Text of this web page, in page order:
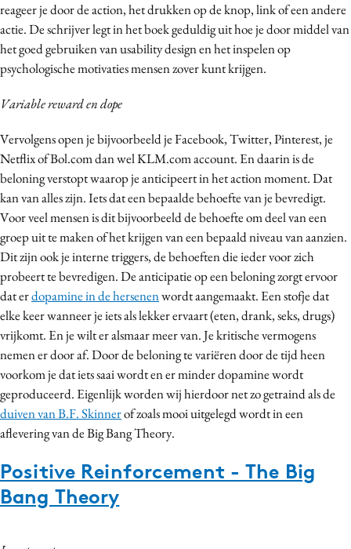
reageer je door de action, het drukken op de knop, link of een andere
actie. De schrijver legt in het boek geduldig uit hoe je door middel van
het goed gebruiken van usability design en het inspelen op
psychologische motivaties mensen zover kunt krijgen.
Variable reward en dope
Vervolgens open je bijvoorbeeld je Facebook, Twitter, Pinterest, je
Netflix of Bol.com dan wel KLM.com account. En daarin is de
beloning verstopt waarop je anticipeert in het action moment. Dat
kan van alles zijn. Iets dat een bepaalde behoefte van je bevredigt.
Voor veel mensen is dit bijvoorbeeld de behoefte om deel van een
groep uit te maken of het krijgen van een bepaald niveau van aanzien.
Dit zijn ook je interne triggers, de behoeften die ieder voor zich
probeert te bevredigen. De anticipatie op een beloning zorgt ervoor
dat erdopamine in de hersenenwordt aangemaakt. Een stofje dat
elke keer wanneer je iets als lekker ervaart (eten, drank, seks, drugs)
vrijkomt. En je wilt er alsmaar meer van. Je kritische vermogens
nemen er door af. Door de beloning te variëren door de tijd heen
voorkom je dat iets saai wordt en er minder dopamine wordt
geproduceerd. Eigenlijk worden wij hierdoor net zo getraind als de
duiven van B.F. Skinnerof zoals mooi uitgelegd wordt in een
aflevering van de Big Bang Theory.
Positive Reinforcement - The Big
Bang Theory